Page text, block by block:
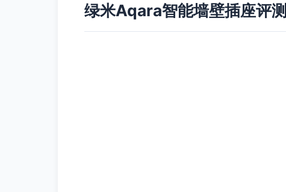
绿米Aqara智能墙壁插座评